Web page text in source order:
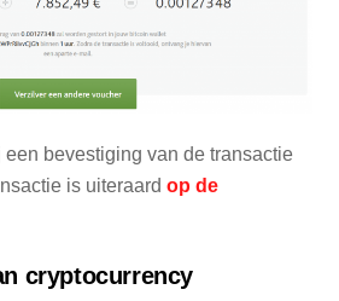
bevestiging van de transactie
is uiteraardop de
cryptocurrency